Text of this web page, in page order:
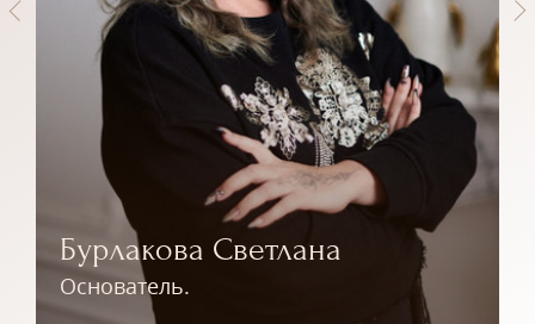
Бурлакова Светлана
Основатель.